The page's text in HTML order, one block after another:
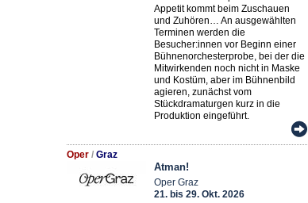
Appetit kommt beim Zuschauen
und Zuhören… An ausgewählten
Terminen werden die
Besucher:innen vor Beginn einer
Bühnenorchesterprobe, bei der die
Mitwirkenden noch nicht in Maske
und Kostüm, aber im Bühnenbild
agieren, zunächst vom
Stückdramaturgen kurz in die
Produktion eingeführt.
Oper / Graz
Atman!
Oper Graz
21. bis 29. Okt. 2026